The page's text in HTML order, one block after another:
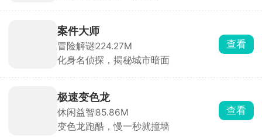
案件大师
冒险解谜224.27M
化身名侦探，揭秘城市暗面
查看
极速变色龙
休闲益智85.86M
变色龙跑酷，慢一秒就撞墙
查看